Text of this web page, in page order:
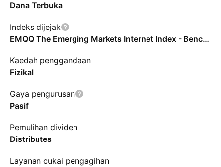
Dana Terbuka
Indeks dijejak
EMQQ The Emerging Markets Internet Index - Benchmark TR Net
Kaedah penggandaan
Fizikal
Gaya pengurusan
Pasif
Pemulihan dividen
Distributes
Layanan cukai pengagihan